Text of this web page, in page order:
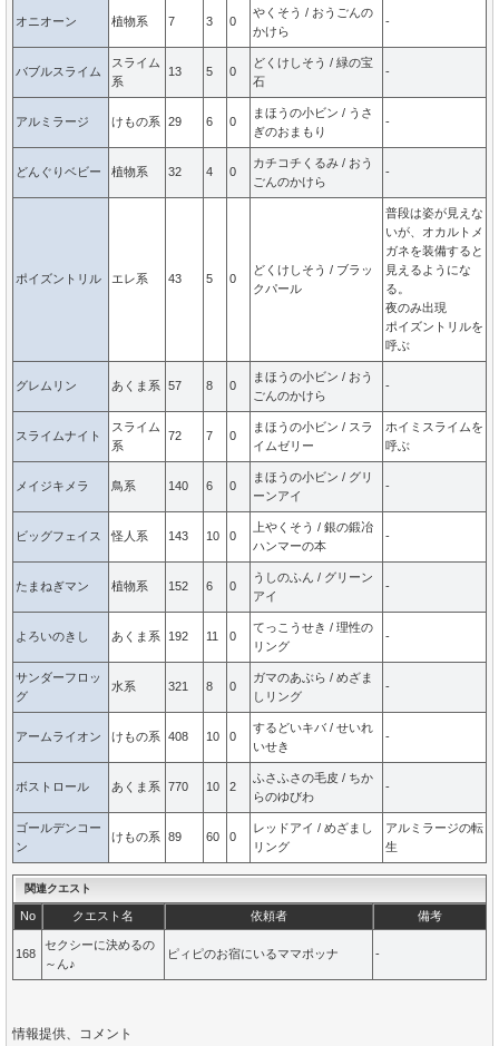
オニオーン 植物系 7 3 0
やくそう / おうごんの
かけら
-
バブルスライム
スライム
系
13 5 0
どくけしそう / 緑の宝
石
-
アルミラージ けもの系 29 6 0
まほうの小ビン / うさ
ぎのおまもり
-
どんぐりベビー 植物系 32 4 0
カチコチくるみ / おう
ごんのかけら
-
ポイズントリル エレ系 43 5 0
どくけしそう / ブラッ
クパール
普段は姿が見えな
いが、オカルトメ
ガネを装備すると
見えるようにな
る。
夜のみ出現
ポイズントリルを
呼ぶ
グレムリン あくま系 57 8 0
まほうの小ビン / おう
ごんのかけら
-
スライムナイト
スライム
系
72 7 0
まほうの小ビン / スラ
イムゼリー
ホイミスライムを
呼ぶ
メイジキメラ 鳥系 140 6 0
まほうの小ビン / グリ
ーンアイ
-
ビッグフェイス 怪人系 143 10 0
上やくそう / 銀の鍛冶
ハンマーの本
-
たまねぎマン 植物系 152 6 0
うしのふん / グリーン
アイ
-
よろいのきし あくま系 192 11 0
てっこうせき / 理性の
リング
-
サンダーフロッ
グ
水系 321 8 0
ガマのあぶら / めざま
しリング
-
アームライオン けもの系 408 10 0
するどいキバ / せいれ
いせき
-
ボストロール あくま系 770 10 2
ふさふさの毛皮 / ちか
らのゆびわ
-
ゴールデンコー
ン
けもの系 89 60 0
レッドアイ / めざまし
リング
アルミラージの転
生
関連クエスト
No クエスト名 依頼者 備考
168
セクシーに決めるの
～ん♪
ピィピのお宿にいるママポッナ -
情報提供、コメント